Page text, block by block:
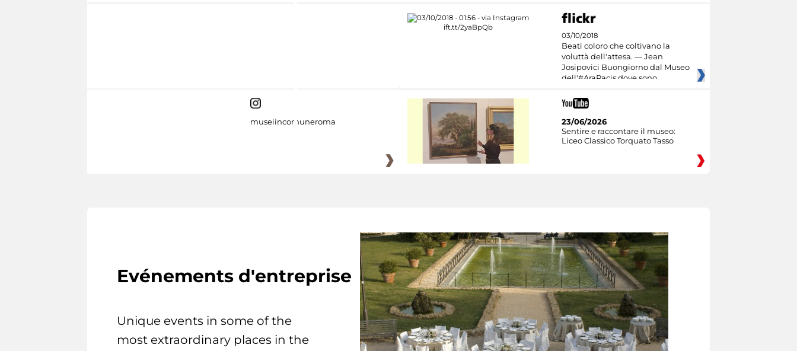
03/10/2018
Beati coloro che coltivano la
voluttà dell'attesa. — Jean
Josipovici Buongiorno dal Museo
dell'#AraPacis dove sono
museiincomuneroma
23/06/2026
Sentire e raccontare il museo:
Liceo Classico Torquato Tasso
Evénements d'entreprise
Unique events in some of the
most extraordinary places in the